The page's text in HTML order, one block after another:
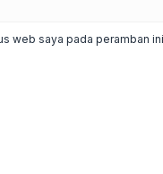
web saya pada peramban